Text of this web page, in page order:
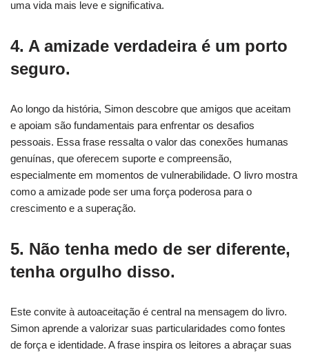
uma vida mais leve e significativa.
4. A amizade verdadeira é um porto
seguro.
Ao longo da história, Simon descobre que amigos que aceitam
e apoiam são fundamentais para enfrentar os desafios
pessoais. Essa frase ressalta o valor das conexões humanas
genuínas, que oferecem suporte e compreensão,
especialmente em momentos de vulnerabilidade. O livro mostra
como a amizade pode ser uma força poderosa para o
crescimento e a superação.
5. Não tenha medo de ser diferente,
tenha orgulho disso.
Este convite à autoaceitação é central na mensagem do livro.
Simon aprende a valorizar suas particularidades como fontes
de força e identidade. A frase inspira os leitores a abraçar suas